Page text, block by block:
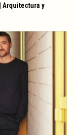
Arquitectura y